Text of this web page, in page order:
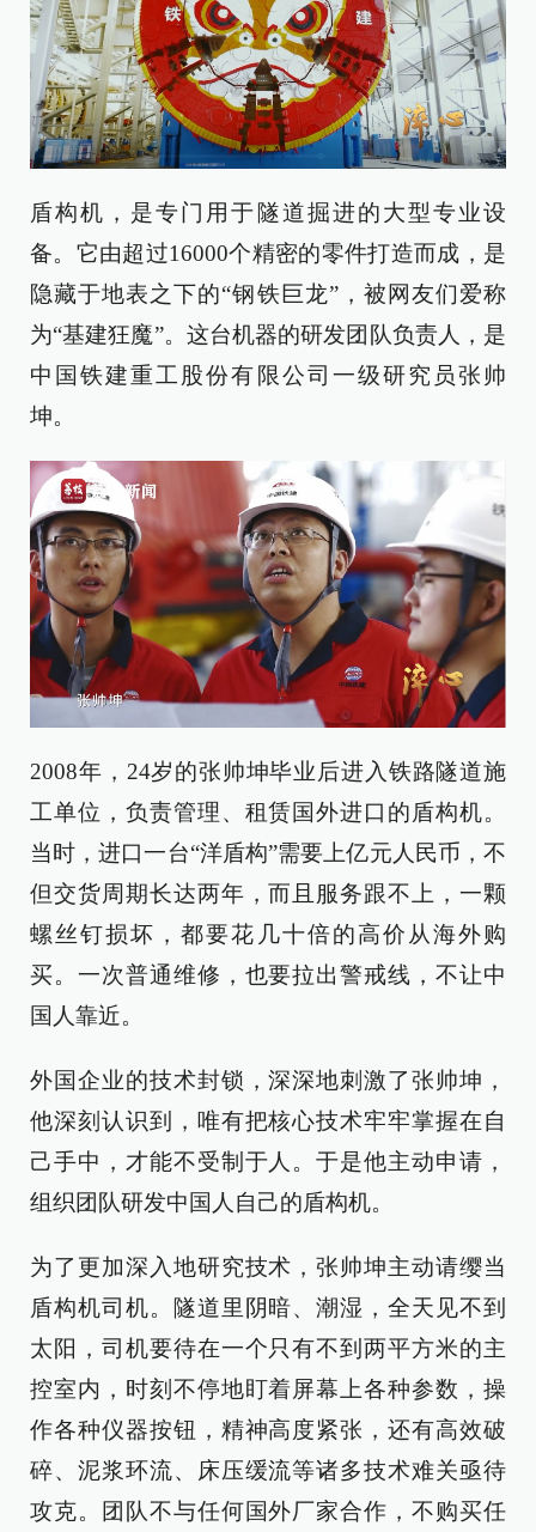
盾构机，是专门用于隧道掘进的大型专业设
备。它由超过16000个精密的零件打造而成，是
隐藏于地表之下的“钢铁巨龙”，被网友们爱称
为“基建狂魔”。这台机器的研发团队负责人，是
中国铁建重工股份有限公司一级研究员张帅
坤。
2008年，24岁的张帅坤毕业后进入铁路隧道施
工单位，负责管理、租赁国外进口的盾构机。
当时，进口一台“洋盾构”需要上亿元人民币，不
但交货周期长达两年，而且服务跟不上，一颗
螺丝钉损坏，都要花几十倍的高价从海外购
买。一次普通维修，也要拉出警戒线，不让中
国人靠近。
外国企业的技术封锁，深深地刺激了张帅坤，
他深刻认识到，唯有把核心技术牢牢掌握在自
己手中，才能不受制于人。于是他主动申请，
组织团队研发中国人自己的盾构机。
为了更加深入地研究技术，张帅坤主动请缨当
盾构机司机。隧道里阴暗、潮湿，全天见不到
太阳，司机要待在一个只有不到两平方米的主
控室内，时刻不停地盯着屏幕上各种参数，操
作各种仪器按钮，精神高度紧张，还有高效破
碎、泥浆环流、床压缓流等诸多技术难关亟待
攻克。团队不与任何国外厂家合作，不购买任